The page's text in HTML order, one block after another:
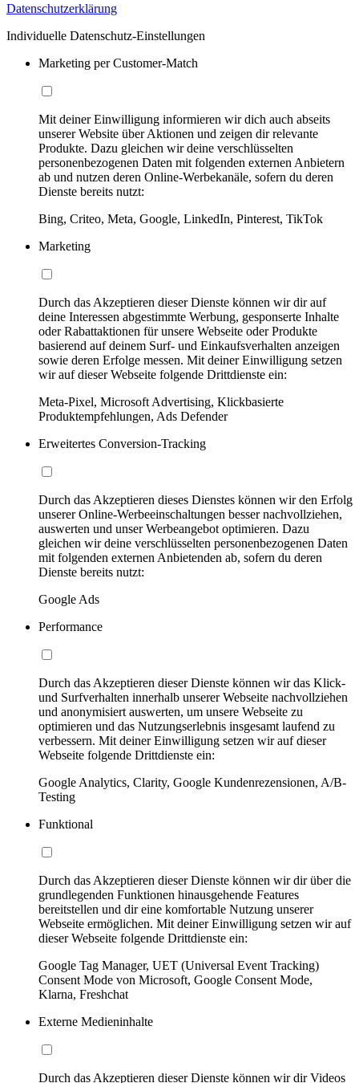
Datenschutzerklärung
Individuelle Datenschutz-Einstellungen
Marketing per Customer-Match
Mit deiner Einwilligung informieren wir dich auch abseits
unserer Website über Aktionen und zeigen dir relevante
Produkte. Dazu gleichen wir deine verschlüsselten
personenbezogenen Daten mit folgenden externen Anbietern
ab und nutzen deren Online-Werbekanäle, sofern du deren
Dienste bereits nutzt:
Bing, Criteo, Meta, Google, LinkedIn, Pinterest, TikTok
Marketing
Durch das Akzeptieren dieser Dienste können wir dir auf
deine Interessen abgestimmte Werbung, gesponserte Inhalte
oder Rabattaktionen für unsere Webseite oder Produkte
basierend auf deinem Surf- und Einkaufsverhalten anzeigen
sowie deren Erfolge messen. Mit deiner Einwilligung setzen
wir auf dieser Webseite folgende Drittdienste ein:
Meta-Pixel, Microsoft Advertising, Klickbasierte
Produktempfehlungen, Ads Defender
Erweitertes Conversion-Tracking
Durch das Akzeptieren dieses Dienstes können wir den Erfolg
unserer Online-Werbeeinschaltungen besser nachvollziehen,
auswerten und unser Werbeangebot optimieren. Dazu
gleichen wir deine verschlüsselten personenbezogenen Daten
mit folgenden externen Anbietenden ab, sofern du deren
Dienste bereits nutzt:
Google Ads
Performance
Durch das Akzeptieren dieser Dienste können wir das Klick-
und Surfverhalten innerhalb unserer Webseite nachvollziehen
und anonymisiert auswerten, um unsere Webseite zu
optimieren und das Nutzungserlebnis insgesamt laufend zu
verbessern. Mit deiner Einwilligung setzen wir auf dieser
Webseite folgende Drittdienste ein:
Google Analytics, Clarity, Google Kundenrezensionen, A/B-
Testing
Funktional
Durch das Akzeptieren dieser Dienste können wir dir über die
grundlegenden Funktionen hinausgehende Features
bereitstellen und dir eine komfortable Nutzung unserer
Webseite ermöglichen. Mit deiner Einwilligung setzen wir auf
dieser Webseite folgende Drittdienste ein:
Google Tag Manager, UET (Universal Event Tracking)
Consent Mode von Microsoft, Google Consent Mode,
Klarna, Freshchat
Externe Medieninhalte
Durch das Akzeptieren dieser Dienste können wir dir Videos